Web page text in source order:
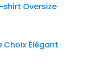
Oversize
Choix Élégant